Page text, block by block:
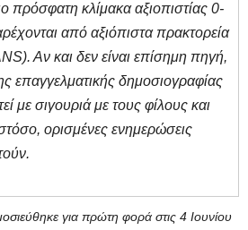
πρόσφατη κλίμακα αξιοπιστίας 0-
από αξιόπιστα πρακτορεία
Αν και δεν είναι επίσημη πηγή,
επαγγελματικής δημοσιογραφίας
με σιγουριά με τους φίλους και
ορισμένες ενημερώσεις
για πρώτη φορά στις 4 Ιουνίου